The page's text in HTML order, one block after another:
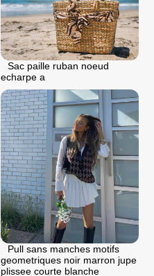
Sac paille ruban noeud
echarpe a
Pull sans manches motifs
geometriques noir marron jupe
plissee courte blanche